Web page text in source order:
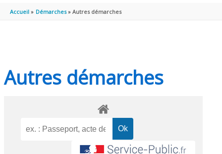
PRINCIPAL
Accueil Démarches Autres démarches
Autres démarches